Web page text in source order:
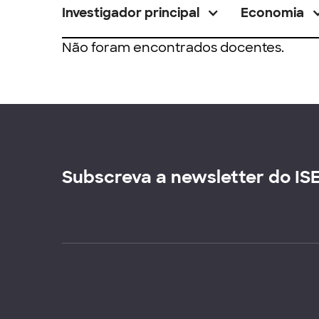
Investigador principal Economia
Não foram encontrados docentes.
Subscreva a newsletter do